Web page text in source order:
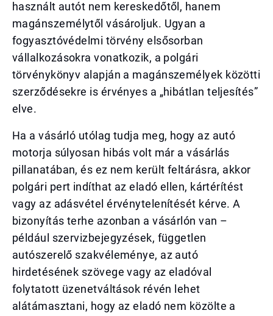
használt autót nem kereskedőtől, hanem
magánszemélytől vásároljuk. Ugyan a
fogyasztóvédelmi törvény elsősorban
vállalkozásokra vonatkozik, a polgári
törvénykönyv alapján a magánszemélyek közötti
szerződésekre is érvényes a „hibátlan teljesítés”
elve.
Ha a vásárló utólag tudja meg, hogy az autó
motorja súlyosan hibás volt már a vásárlás
pillanatában, és ez nem került feltárásra, akkor
polgári pert indíthat az eladó ellen, kártérítést
vagy az adásvétel érvénytelenítését kérve. A
bizonyítás terhe azonban a vásárlón van –
például szervizbejegyzések, független
autószerelő szakvéleménye, az autó
hirdetésének szövege vagy az eladóval
folytatott üzenetváltások révén lehet
alátámasztani, hogy az eladó nem közölte a